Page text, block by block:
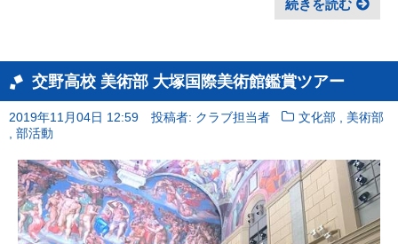
続きを読む
交野高校 美術部 大塚国際美術館鑑賞ツアー
2019年11月04日 12:59 投稿者: クラブ担当者 文化部
美術部
部活動